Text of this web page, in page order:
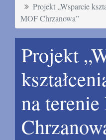
Projekt „Wsparcie
MOF Chrzanowa”
Projekt
na